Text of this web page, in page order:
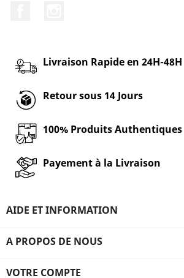
Livraison Rapide en 24H-48H
Retour sous 14 Jours
100% Produits Authentiques
Payement à la Livraison
AIDE ET INFORMATION
A PROPOS DE NOUS
VOTRE COMPTE